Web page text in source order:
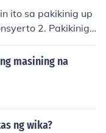
ito sa pakikinig up
2. Pakikinig
- ginagamit ito p
datos na napak
ang mga
3. Mapanuring pa
rito ang konse
ng mga pagp
masining na
ng wika?